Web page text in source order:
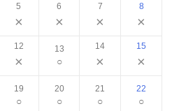
5
×
6
×
7
×
8
×
12
×
13
○
14
×
15
×
19
○
20
○
21
○
22
○